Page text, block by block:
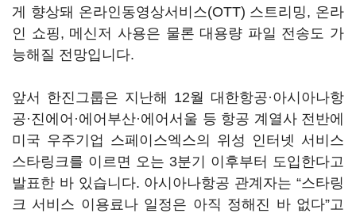
게 향상돼 온라인동영상서비스(OTT) 스트리밍, 온라
인 쇼핑, 메신저 사용은 물론 대용량 파일 전송도 가
능해질 전망입니다.
앞서 한진그룹은 지난해 12월 대한항공·아시아나항
공·진에어·에어부산·에어서울 등 항공 계열사 전반에
미국 우주기업 스페이스엑스의 위성 인터넷 서비스
스타링크를 이르면 오는 3분기 이후부터 도입한다고
발표한 바 있습니다. 아시아나항공 관계자는 “스타링
크 서비스 이용료나 일정은 아직 정해진 바 없다”고